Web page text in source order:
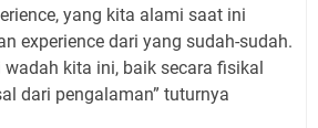
yang kita alami saat ini
experience dari yang sudah-sudah.
kita ini, baik secara fisikal
dari pengalaman” tuturnya